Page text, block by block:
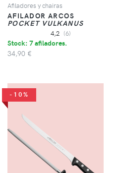
Afiladores y chairas
AFILADOR ARCOS
POCKET VULKANUS
4,2 (6)
Stock: 7 afiladores.
34,90 €
-10%